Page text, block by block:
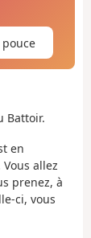
Battoir.
en
allez
prenez, à
ci, vous